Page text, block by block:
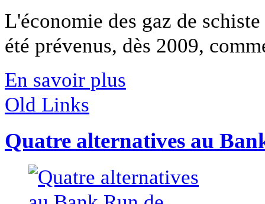
L'économie des gaz de
été prévenus, dès 2009,
En savoir plus
Old Links
Quatre alternatives au